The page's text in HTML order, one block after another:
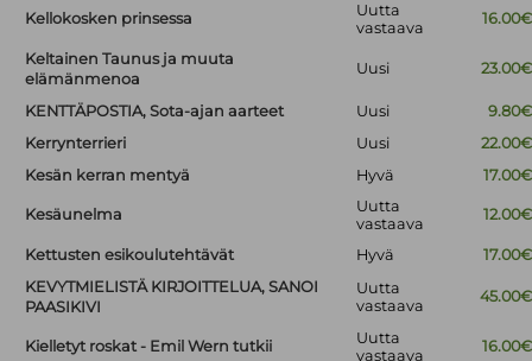
Kellokosken prinsessa
Uutta
vastaava
16.00€
Keltainen Taunus ja muuta
elämänmenoa
Uusi 23.00€
KENTTÄPOSTIA, Sota-ajan aarteet Uusi
9.80€
Kerrynterrieri
Uusi
22.00€
Kesän kerran mentyä
Hyvä 17.00€
Kesäunelma
Uutta
vastaava
12.00€
Kettusten esikoulutehtävät Hyvä
17.00€
KEVYTMIELISTÄ KIRJOITTELUA, SANOI
PAASIKIVI
Uutta
vastaava
45.00€
Kielletyt roskat - Emil Wern tutkii
Uutta
vastaava
16.00€